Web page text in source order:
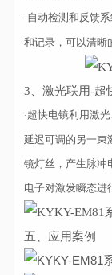
·自动检测和反馈
和记录，可以清晰
3、激光联用-超
·超快电镜利用激
延迟可调的另一束
镜灯丝，产生脉冲
电子对激发瞬态进
五、应用案例